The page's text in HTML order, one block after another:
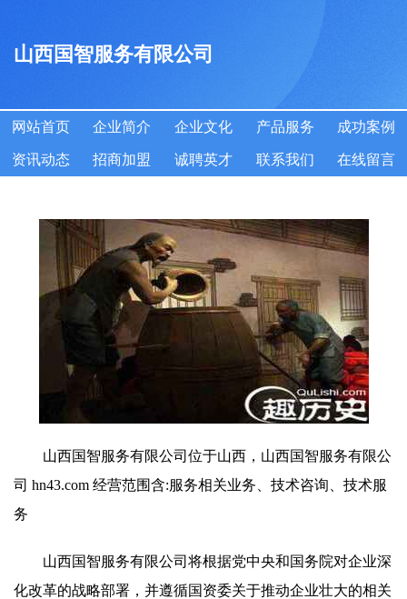
山西国智服务有限公司
网站首页 企业简介 企业文化 产品服务 成功案例
资讯动态 招商加盟 诚聘英才 联系我们 在线留言
山西国智服务有限公司位于山西，山西国智服务有限公
司 hn43.com 经营范围含:服务相关业务、技术咨询、技术服
务
山西国智服务有限公司将根据党中央和国务院对企业深
化改革的战略部署，并遵循国资委关于推动企业壮大的相关